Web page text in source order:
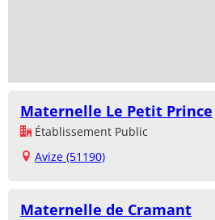
Maternelle Le Petit Prince
Établissement Public
Avize (51190)
Maternelle de Cramant